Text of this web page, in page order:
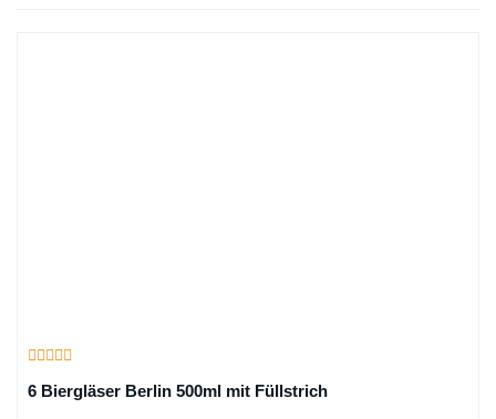
6 Biergläser Berlin 500ml mit Füllstrich